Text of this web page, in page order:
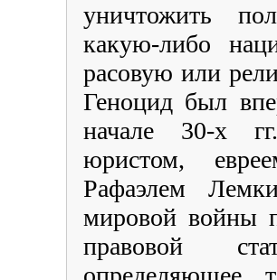
уничтожить
какую-либо
расовую или
Геноцид был
начале 30-х
юристом,
Рафаэлем
мировой войны
правовой